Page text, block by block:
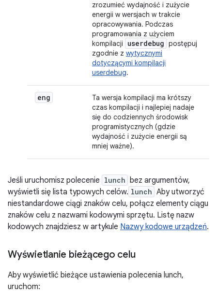
zrozumieć wydajność i zużycie
energii w wersjach w trakcie
opracowywania. Podczas
programowania z użyciem
kompilacji
userdebug postępuj
zgodnie z wytycznymi
dotyczącymi kompilacji
userdebug.
eng
Ta wersja kompilacji ma krótszy
czas kompilacji i najlepiej nadaje
się do codziennych środowisk
programistycznych (gdzie
wydajność i zużycie energii są
mniej ważne).
Jeśli uruchomisz polecenie lunch bez argumentów,
wyświetli się lista typowych celów. lunch Aby utworzyć
niestandardowe ciągi znaków celu, połącz elementy ciągu
znaków celu z nazwami kodowymi sprzętu. Listę nazw
kodowych znajdziesz w artykule Nazwy kodowe urządzeń.
Wyświetlanie bieżącego celu
Aby wyświetlić bieżące ustawienia polecenia lunch,
uruchom: